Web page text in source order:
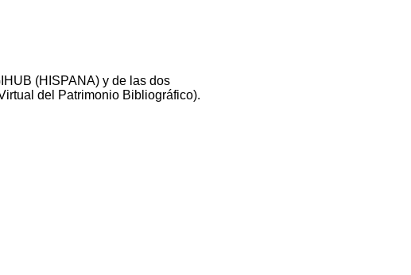
(HISPANA) y de las dos
del Patrimonio Bibliográfico).